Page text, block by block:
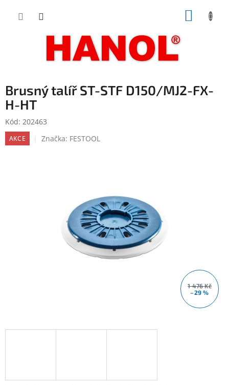
Brusný talíř ST-STF D150/MJ2-FX-
H-HT
Kód: 202463
AKCE Značka: FESTOOL
1 476 Kč
–29 %